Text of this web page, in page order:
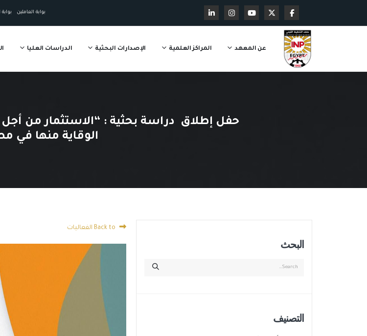
بوابة العاملين
عن المعهد المراكز العلمية الإصدارات البحثية الدراسات العليا
حفل إطلاق دراسة بحثية : “الاستثمار من أجل
الوقاية منها في
البحث
التصنيف